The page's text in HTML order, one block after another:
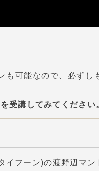
も可能なので、必ずし
受講してみてください
イフーン)の渡野辺マン